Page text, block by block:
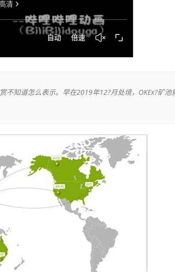
知道怎么表示。早在2019年12?月处境，OKEx?矿池